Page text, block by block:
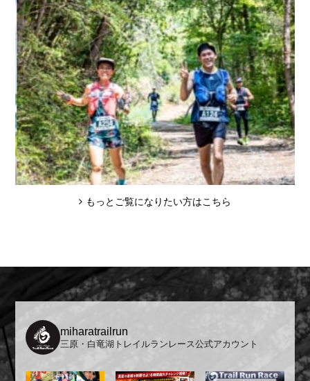
もっとご覧になりたい方はこちら
miharatrailrun
三原・白竜湖トレイルランレース公式アカウント